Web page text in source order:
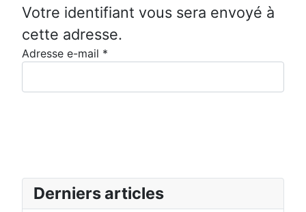
Votre identifiant vous sera envoyé à
cette adresse.
Adresse e-mail *
Derniers articles